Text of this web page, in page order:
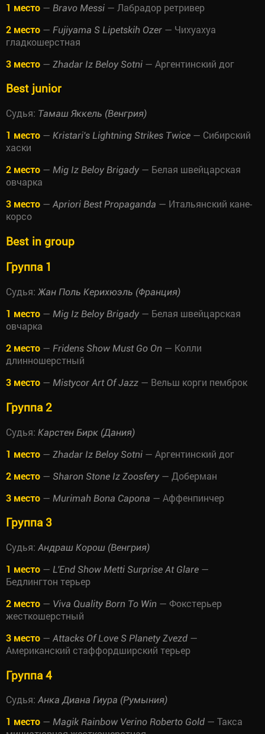
1 место — Bravo Messi — Лабрадор ретривер
2 место — Fujiyama S Lipetskih Ozer — Чихуахуа
гладкошерстная
3 место — Zhadar Iz Beloy Sotni — Аргентинский дог
Best junior
Судья: Тамаш Яккель (Венгрия)
1 место — Kristari's Lightning Strikes Twice — Сибирский
хаски
2 место — Mig Iz Beloy Brigady — Белая швейцарская
овчарка
3 место — Apriori Best Propaganda — Итальянский кане-
корсо
Best in group
Группа 1
Судья: Жан Поль Керихюэль (Франция)
1 место — Mig Iz Beloy Brigady — Белая швейцарская
овчарка
2 место — Fridens Show Must Go On — Колли
длинношерстный
3 место — Mistycor Art Of Jazz — Вельш корги пемброк
Группа 2
Судья: Карстен Бирк (Дания)
1 место — Zhadar Iz Beloy Sotni — Аргентинский дог
2 место — Sharon Stone Iz Zoosfery — Доберман
3 место — Murimah Bona Capona — Аффенпинчер
Группа 3
Судья: Андраш Корош (Венгрия)
1 место — L'End Show Metti Surprise At Glare —
Бедлингтон терьер
2 место — Viva Quality Born To Win — Фокстерьер
жесткошерстный
3 место — Attacks Of Love S Planety Zvezd —
Американский стаффордширский терьер
Группа 4
Судья: Анка Диана Гиура (Румыния)
1 место — Magik Rainbow Verino Roberto Gold — Такса